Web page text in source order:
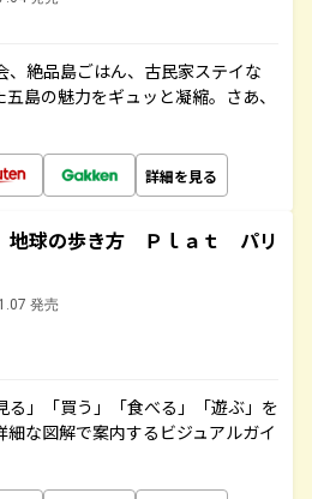
、絶品島ごはん、古民家ステイな
島の魅力をギュッと凝縮。さあ、
詳細を見る
球の歩き方 Ｐｌａｔ パリ
発売
る」「買う」「食べる」「遊ぶ」を
な図解で案内するビジュアルガイ